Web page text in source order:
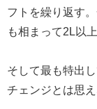
フトを繰り返す
も相まって2L以
そして最も特出
チェンジとは思